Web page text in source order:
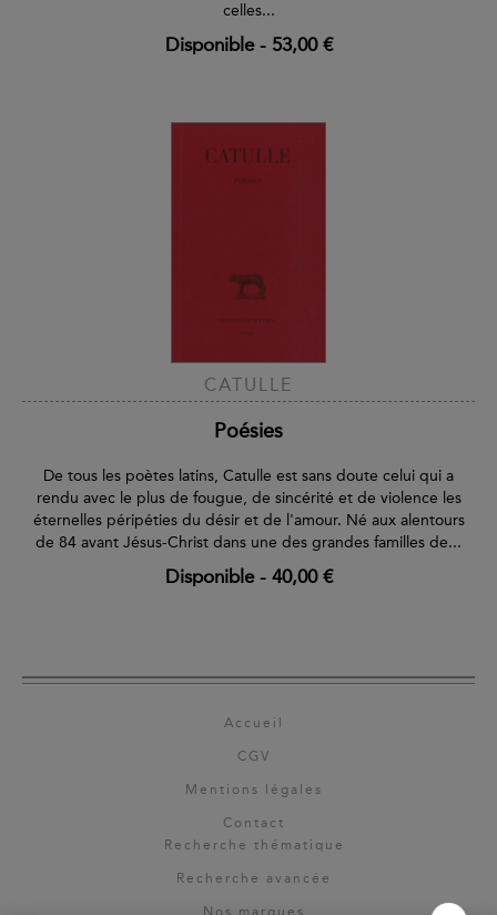
celles...
Disponible- 53,00 €
CATULLE
Poésies
De tous les poètes latins, Catulle est sans doute celui qui a
rendu avec le plus de fougue, de sincérité et de violence les
éternelles péripéties du désir et de l'amour. Né aux alentours
de 84 avant Jésus-Christ dans une des grandes familles de...
Disponible- 40,00 €
Accueil
CGV
Mentions légales
Contact
Recherche thématique
Recherche avancée